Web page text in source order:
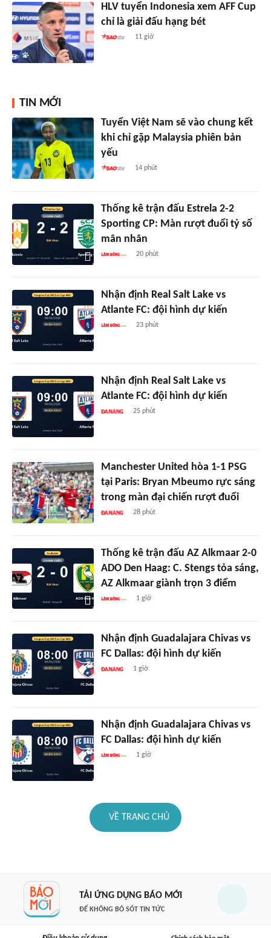
HLV tuyển Indonesia xem AFF Cup
chỉ là giải đấu hạng bét
11 giờ
TIN MỚI
Tuyển Việt Nam sẽ vào chung kết
khi chỉ gặp Malaysia phiên bản
yếu
14 phút
Thống kê trận đấu Estrela 2-2
Sporting CP: Màn rượt đuổi tỷ số
mãn nhãn
20 phút
Nhận định Real Salt Lake vs
Atlante FC: đội hình dự kiến
23 phút
Nhận định Real Salt Lake vs
Atlante FC: đội hình dự kiến
25 phút
Manchester United hòa 1-1 PSG
tại Paris: Bryan Mbeumo rực sáng
trong màn đại chiến rượt đuổi
28 phút
Thống kê trận đấu AZ Alkmaar 2-0
ADO Den Haag: C. Stengs tỏa sáng,
AZ Alkmaar giành trọn 3 điểm
1 giờ
Nhận định Guadalajara Chivas vs
FC Dallas: đội hình dự kiến
1 giờ
Nhận định Guadalajara Chivas vs
FC Dallas: đội hình dự kiến
1 giờ
VỀ TRANG CHỦ
TẢI ỨNG DỤNG BÁO MỚI
ĐỂ KHÔNG BỎ SÓT TIN TỨC